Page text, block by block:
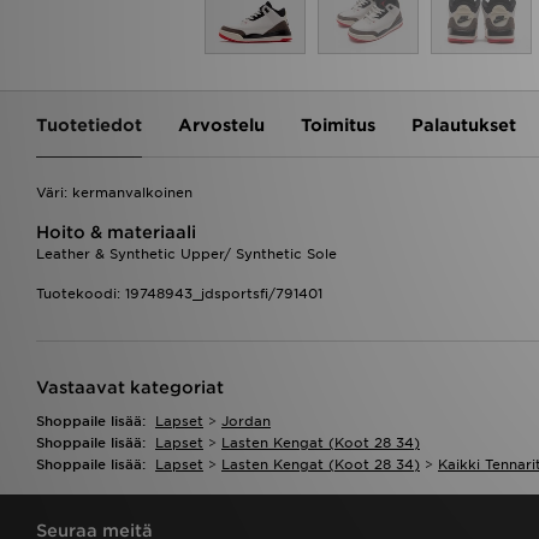
Tuotetiedot Arvostelu Toimitus Palautukset
Väri: kermanvalkoinen
Hoito & materiaali
Leather & Synthetic Upper/ Synthetic Sole
Tuotekoodi: 19748943_jdsportsfi/791401
Vastaavat kategoriat
Shoppaile lisää: Lapset > Jordan
Shoppaile lisää:
Lapset > Lasten Kengat (koot 28 34)
Shoppaile lisää:
Lapset > Lasten Kengat (koot 28 34) > Kaikki
Seuraa meitä